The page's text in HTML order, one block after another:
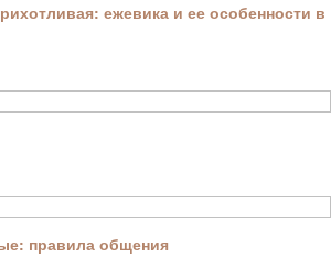
ежевика и ее особенности в
правила общения